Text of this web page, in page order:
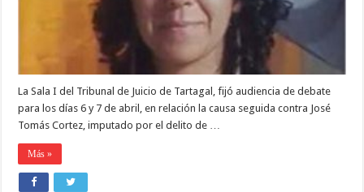
de
Evelia
Murillo
La Sala I del Tribunal de Juicio de Tartagal, fijó audiencia de debate
para los días 6 y 7 de abril, en relación la causa seguida contra José
Tomás Cortez, imputado por el delito de …
Más »